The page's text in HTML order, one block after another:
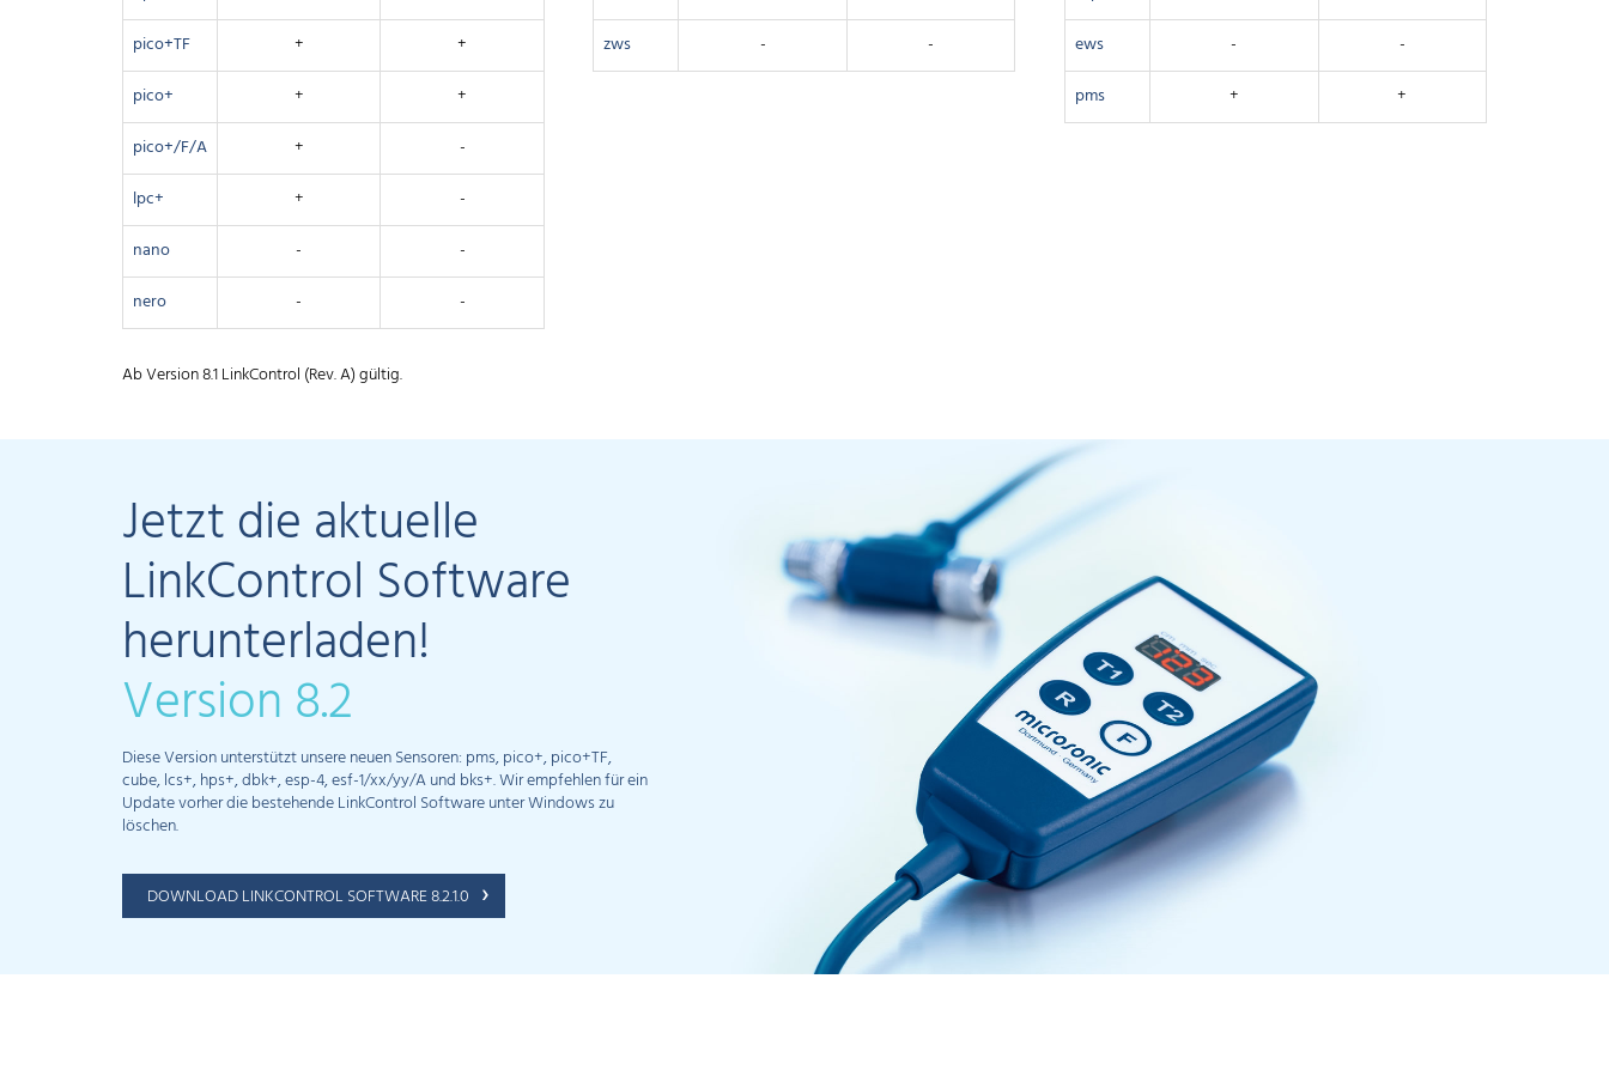
pico+TF
+
+
pico+
+
+
pico+/F/A
+
-
lpc+
+
-
nano
-
-
nero
- -
Ab Version 8.1 LinkControl (Rev. A) gültig.
zws
- -
ews
-
-
pms
+ +
Jetzt die aktuelle
LinkControl Software
herunterladen!
Version 8.2
Diese Version unterstützt unsere neuen Sensoren: pms, pico+, pico+TF,
cube, lcs+, hps+, dbk+, esp-4, esf-1/xx/yy/A und bks+. Wir empfehlen für ein
Update vorher die bestehende LinkControl Software unter Windows zu
löschen.
DOWNLOAD LINKCONTROL SOFTWARE 8.2.1.0